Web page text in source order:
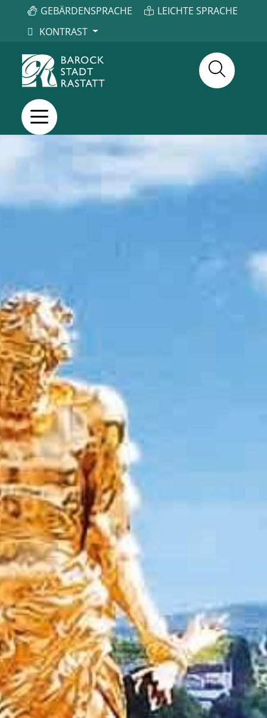
GEBÄRDENSPRACHE
LEICHTE SPRACHE
KONTRAST